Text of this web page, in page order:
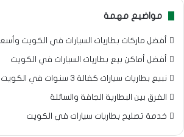
مواضيع مهمة
أفضل ماركات بطاريات السيارات في الكويت
أفضل أماكن بيع بطاريات السيارات في الكويت
نبيع بطاريات سيارات كفالة 3 سنوات في الكويت
الفرق بين البطارية الجافة والسائلة
خدمة تصليح بطاريات سيارات في الكويت